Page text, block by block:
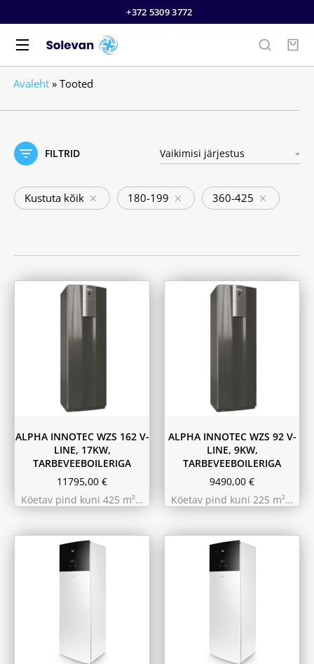
+372 5309 3772
Avaleht » Tooted
FILTRID
Kustuta kõik 180-199 360-425
ALPHA INNOTEC WZS 162 V-
LINE, 17KW,
TARBEVEEBOILERIGA
11795,00 €
Köetav pind kuni 425 m²…
ALPHA INNOTEC WZS 92 V-
LINE, 9KW,
TARBEVEEBOILERIGA
9490,00 €
Köetav pind kuni 225 m²…